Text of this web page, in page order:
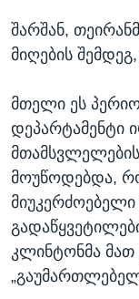
შარშან,
მიღების
მთელი ეს
დეპარტამენტი
მოუწოდებდა,
კლინტონმა